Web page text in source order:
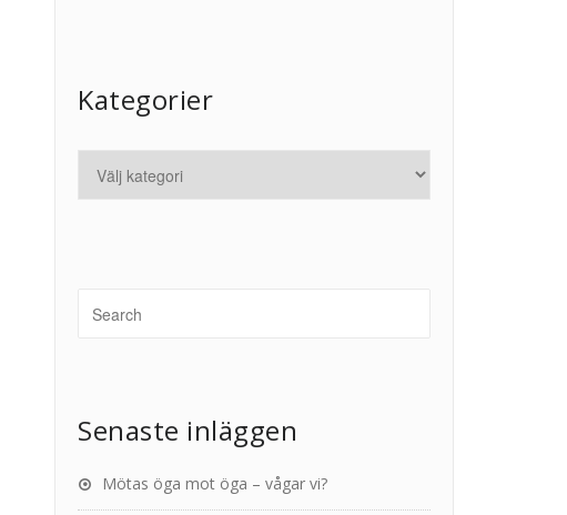
Kategorier
Senaste inläggen
Mötas öga mot öga – vågar vi?